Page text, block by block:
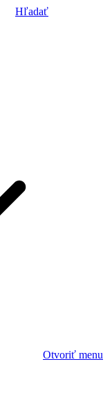
Hľadať
Otvoriť menu